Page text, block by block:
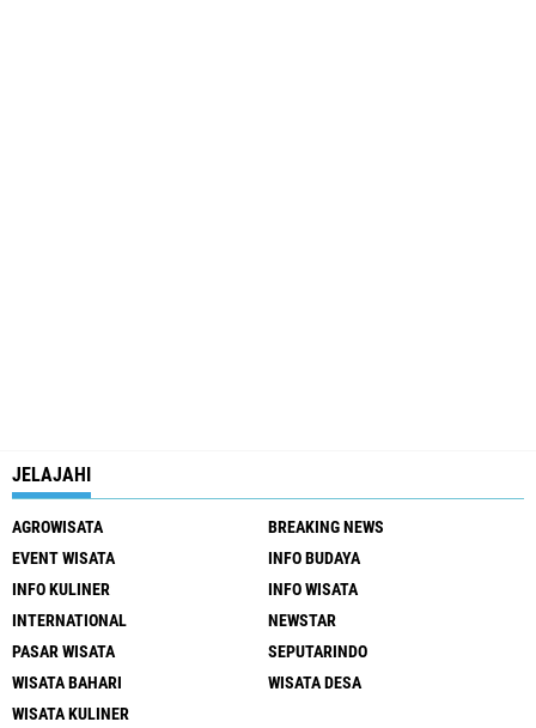
JELAJAHI
AGROWISATA
BREAKING NEWS
EVENT WISATA
INFO BUDAYA
INFO KULINER
INFO WISATA
INTERNATIONAL
NEWSTAR
PASAR WISATA
SEPUTARINDO
WISATA BAHARI
WISATA DESA
WISATA KULINER